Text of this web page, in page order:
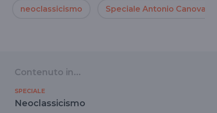
neoclassicismo Speciale Antonio Canova
Contenuto in...
SPECIALE
Neoclassicismo